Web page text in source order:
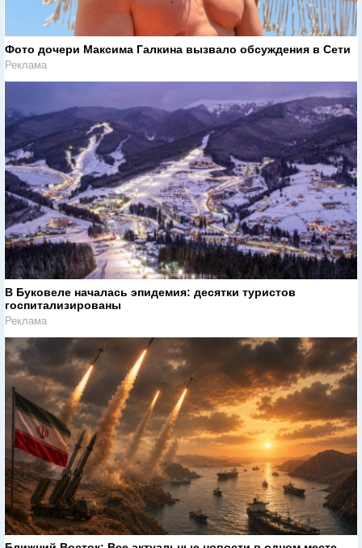
Фото дочери Максима Галкина вызвало обсуждения в Сети
Реклама
В Буковеле началась эпидемия: десятки туристов
госпитализированы
Реклама